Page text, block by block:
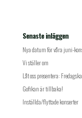
Senaste inläggen
Nya datum för våra juni-
Vi ställer om
Låt oss presentera:
Gofikan är tillbaka!
Inställda/flyttade konserter